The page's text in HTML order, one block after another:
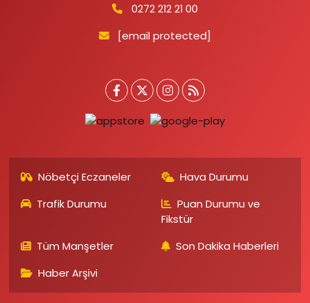
0272 212 21 00
[email protected]
Nöbetçi Eczaneler
Hava Durumu
Trafik Durumu
Puan Durumu ve
Fikstür
Tüm Manşetler
Son Dakika Haberleri
Haber Arşivi